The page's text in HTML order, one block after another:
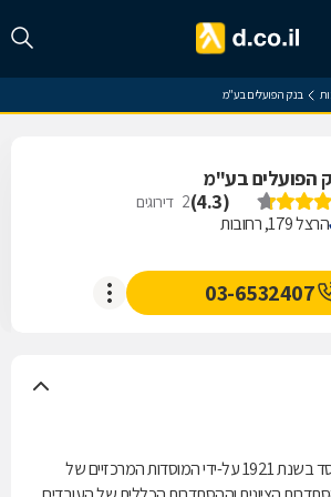
בנק הפועלים בע"מ
הפועלים בע"מ
(
4.3
)
2 דירוגים
הרצל 179, רחובות
03-6532407
בנק הפועלים בע"מ נוסד בשנת 1921 על-ידי המוסדות המרכזיים של